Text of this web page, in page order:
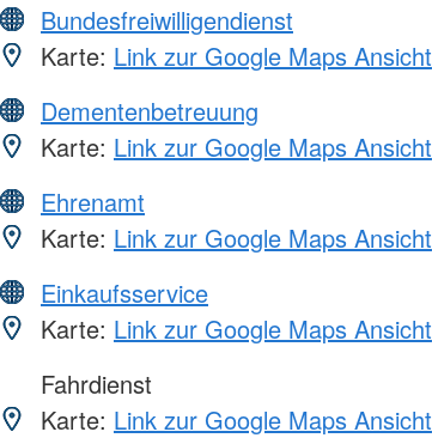
Bundesfreiwilligendienst
Karte: Link zur Google Maps Ansicht
Dementenbetreuung
Karte: Link zur Google Maps Ansicht
Ehrenamt
Karte: Link zur Google Maps Ansicht
Einkaufsservice
Karte: Link zur Google Maps Ansicht
Fahrdienst
Karte: Link zur Google Maps Ansicht